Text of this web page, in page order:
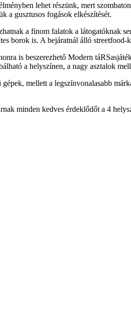
lehet részünk, mert
a gusztusos fogások elkészítését.
a finom falatok a látogatóknak
borok is. A bejáratnál álló
is beszerezhető Modern
a helyszínen, a nagy asztalok
mellett a legszínvonalasabb
minden kedves érdeklődőt a 4